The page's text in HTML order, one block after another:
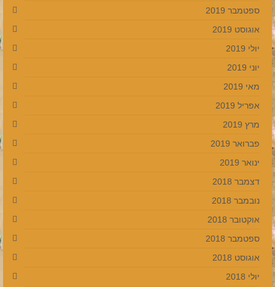
ספטמבר 2019
אוגוסט 2019
יולי 2019
יוני 2019
מאי 2019
אפריל 2019
מרץ 2019
פברואר 2019
ינואר 2019
דצמבר 2018
נובמבר 2018
אוקטובר 2018
ספטמבר 2018
אוגוסט 2018
יולי 2018